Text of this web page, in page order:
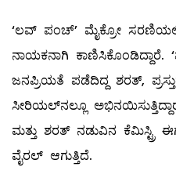
‘ಲವ್ ಪಂಚ್’ ಮೈಕ್ರೋ
ನಾಯಕನಾಗಿ ಕಾಣಿಸಿಕೊಂಡಿದ್ದಾರೆ.
ಜನಪ್ರಿಯತೆ ಪಡೆದಿದ್ದ ಶರತ್,
ಸೀರಿಯಲ್‌ನಲ್ಲೂ
ಮತ್ತು ಶರತ್ ನಡುವಿನ
ವೈರಲ್ ಆಗುತ್ತಿದೆ.